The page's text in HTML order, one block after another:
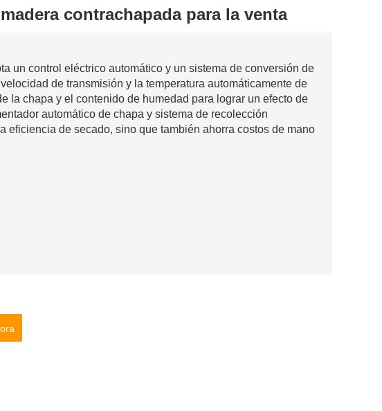
contrachapada para la venta
un control eléctrico automático y un sistema de conversión de
de transmisión y la temperatura automáticamente de
la chapa y el contenido de humedad para lograr un efecto de
automático de chapa y sistema de recolección
eficiencia de secado, sino que también ahorra costos de mano